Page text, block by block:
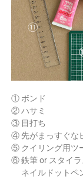
① ボンド
② ハサミ
③ 目打ち
④ 先がまっすぐな
⑤ クイリング用ツ
⑥ 鉄筆 or スタイ
ネイルドットペ